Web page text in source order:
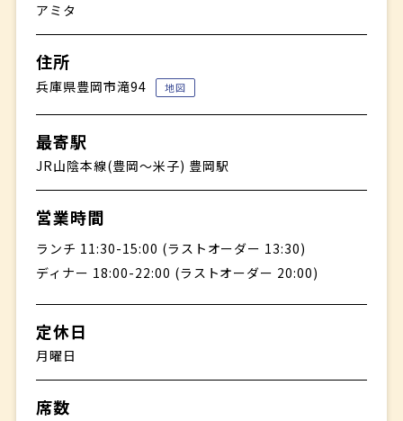
珈琲または紅茶
アミタ
住所
兵庫県豊岡市滝94 地図
最寄駅
JR山陰本線(豊岡〜米子) 豊岡駅
営業時間
ランチ 11:30-15:00 (ラストオーダー 13:30)
ディナー 18:00-22:00 (ラストオーダー 20:00)
定休日
月曜日
席数